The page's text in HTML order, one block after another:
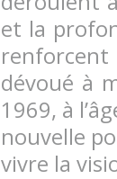
et la
dévoué à
1969, à
nouvelle
vivre la